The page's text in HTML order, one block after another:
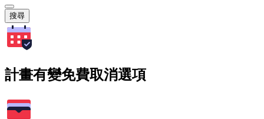
搜尋
計畫有變免費取消選項